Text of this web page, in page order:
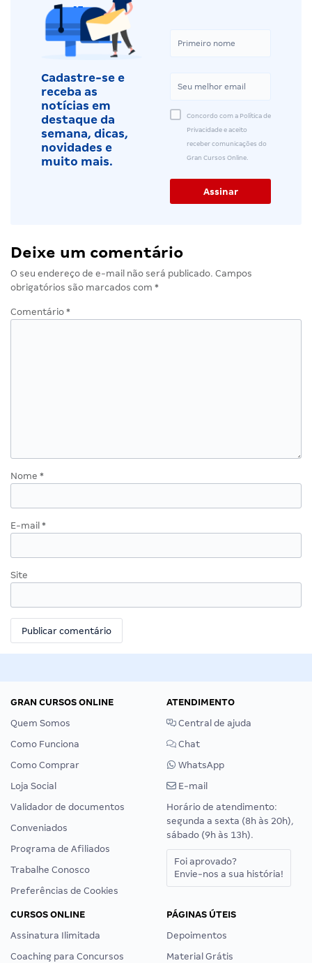
Cadastre-se e
receba as
notícias em
destaque da
semana, dicas,
novidades e
muito mais.
Concordo com a Política de
Privacidade e aceito
receber comunicações do
Gran Cursos Online.
Deixe um comentário
O seu endereço de e-mail não será publicado. Campos
obrigatórios são marcados com *
Comentário *
Nome *
E-mail *
Site
GRAN CURSOS ONLINE
Quem Somos
Como Funciona
Como Comprar
Loja Social
Validador de documentos
Conveniados
Programa de Afiliados
Trabalhe Conosco
Preferências de Cookies
ATENDIMENTO
Central de ajuda
Chat
WhatsApp
E-mail
Horário de atendimento:
segunda a sexta (8h às 20h),
sábado (9h às 13h).
Foi aprovado?
Envie-nos a sua história!
CURSOS ONLINE
Assinatura Ilimitada
Coaching para Concursos
PÁGINAS ÚTEIS
Depoimentos
Material Grátis